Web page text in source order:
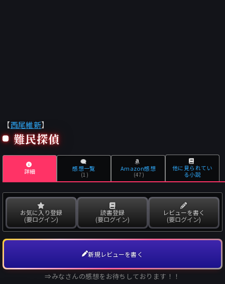
【西尾維新】
難民探偵
詳細 感想一覧
(1)
Amazon感想
(47)
他に見られてい
る小説
お気に入り登録
(要ログイン)
読書登録
(要ログイン)
レビューを書く
(要ログイン)
新規レビューを書く
⇒みなさんの感想をお待ちしております！！